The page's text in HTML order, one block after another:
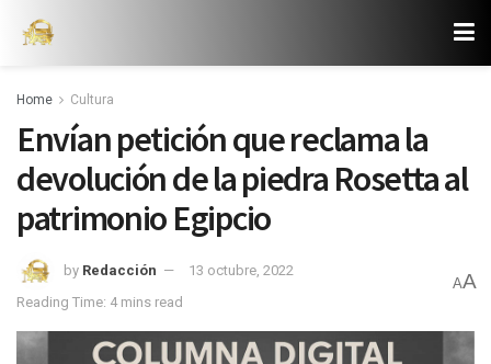
Home Cultura
Envían petición que reclama la
devolución de la piedra Rosetta al
patrimonio Egipcio
by Redacción
13 octubre, 2022
Reading Time: 4 mins read
AA